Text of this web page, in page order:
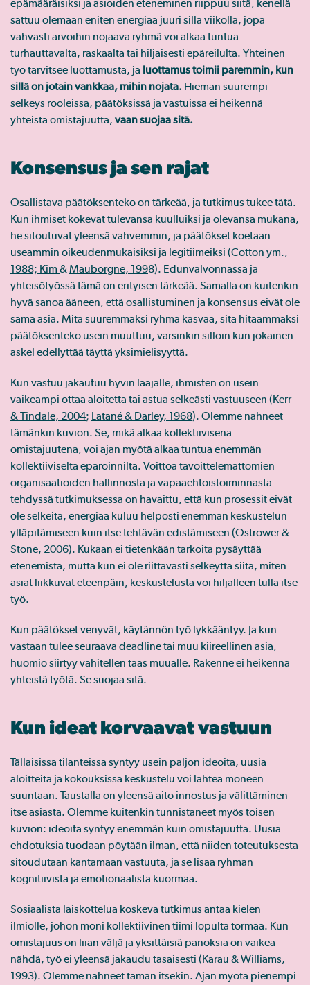
epämääräisiksi ja asioiden eteneminen riippuu siitä, kenellä
sattuu olemaan eniten energiaa juuri sillä viikolla, jopa
vahvasti arvoihin nojaava ryhmä voi alkaa tuntua
turhauttavalta, raskaalta tai hiljaisesti epäreilulta. Yhteinen
työ tarvitsee luottamusta, ja luottamus toimii paremmin, kun
sillä on jotain vankkaa, mihin nojata. Hieman suurempi
selkeys rooleissa, päätöksissä ja vastuissa ei heikennä
yhteistä omistajuutta, vaan suojaa sitä.
Konsensus ja sen rajat
Osallistava päätöksenteko on tärkeää, ja tutkimus tukee tätä.
Kun ihmiset kokevat tulevansa kuulluiksi ja olevansa mukana,
he sitoutuvat yleensä vahvemmin, ja päätökset koetaan
useammin oikeudenmukaisiksi ja legitiimeiksi (Cotton ym.,
1988; Kim &Mauborgne, 1998). Edunvalvonnassa ja
yhteisötyössä tämä on erityisen tärkeää. Samalla on kuitenkin
hyvä sanoa ääneen, että osallistuminen ja konsensus eivät ole
sama asia. Mitä suuremmaksi ryhmä kasvaa, sitä hitaammaksi
päätöksenteko usein muuttuu, varsinkin silloin kun jokainen
askel edellyttää täyttä yksimielisyyttä.
Kun vastuu jakautuu hyvin laajalle, ihmisten on usein
vaikeampi ottaa aloitetta tai astua selkeästi vastuuseen (Kerr
& Tindale, 2004; Latané & Darley, 1968). Olemme nähneet
tämänkin kuvion. Se, mikä alkaa kollektiivisena
omistajuutena, voi ajan myötä alkaa tuntua enemmän
kollektiiviselta epäröinniltä. Voittoa tavoittelemattomien
organisaatioiden hallinnosta ja vapaaehtoistoiminnasta
tehdyssä tutkimuksessa on havaittu, että kun prosessit eivät
ole selkeitä, energiaa kuluu helposti enemmän keskustelun
ylläpitämiseen kuin itse tehtävän edistämiseen (Ostrower &
Stone, 2006). Kukaan ei tietenkään tarkoita pysäyttää
etenemistä, mutta kun ei ole riittävästi selkeyttä siitä, miten
asiat liikkuvat eteenpäin, keskustelusta voi hiljalleen tulla itse
työ.
Kun päätökset venyvät, käytännön työ lykkääntyy. Ja kun
vastaan tulee seuraava deadline tai muu kiireellinen asia,
huomio siirtyy vähitellen taas muualle. Rakenne ei heikennä
yhteistä työtä. Se suojaa sitä.
Kun ideat korvaavat vastuun
Tällaisissa tilanteissa syntyy usein paljon ideoita, uusia
aloitteita ja kokouksissa keskustelu voi lähteä moneen
suuntaan. Taustalla on yleensä aito innostus ja välittäminen
itse asiasta. Olemme kuitenkin tunnistaneet myös toisen
kuvion: ideoita syntyy enemmän kuin omistajuutta. Uusia
ehdotuksia tuodaan pöytään ilman, että niiden toteutuksesta
sitoudutaan kantamaan vastuuta, ja se lisää ryhmän
kognitiivista ja emotionaalista kuormaa.
Sosiaalista laiskottelua koskeva tutkimus antaa kielen
ilmiölle, johon moni kollektiivinen tiimi lopulta törmää. Kun
omistajuus on liian väljä ja yksittäisiä panoksia on vaikea
nähdä, työ ei yleensä jakaudu tasaisesti (Karau & Williams,
1993). Olemme nähneet tämän itsekin. Ajan myötä pienempi